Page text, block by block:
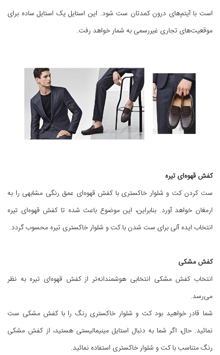
است با آیتم‌های درون کمدتان ست شود. این استایل یک استایل ساده برای
موقعیت‌های تجاری غیررسمی به شمار خواهد رفت.
کفش قهوه‌ای تیره
ست کردن کت و شلوار خاکستری با کفش قهوه‌ای عمق رنگی مشابهی را به
ارمغان خواهد آورد. بنابراین، این موضوع باعث شده تا کفش قهوه‌ای تیره
انتخاب ایده آلی برای ست شدن با کت و شلوار خاکستری تیره محسوب گردد.
کفش مشکی
انتخاب کفش مشکی انتخابی هوشمندانه‌تر از کفش قهوه‌ای تیره به نظر
می‌رسد.
شما قادر خواهید بود کت و شلوار خاکستری رنگ را با کفش مشکی ست
نمائید. حال، اگر شما به دنبال استایل مینیمالیستی هستید، از کفش مشکی
رنگ متناسب با کت و شلوار خاکستری استفاده نمائید.